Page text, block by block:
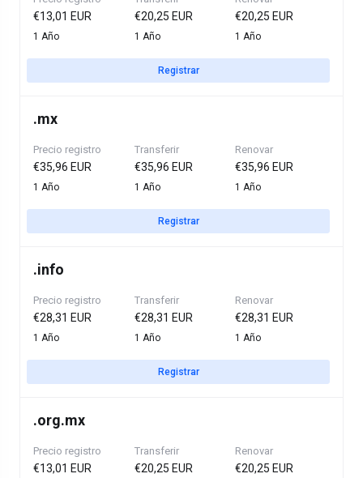
€13,01 EUR
1 Año
€20,25 EUR
1 Año
€20,25 EUR
1 Año
Registrar
.mx
Precio registro
€35,96 EUR
1 Año
Transferir
€35,96 EUR
1 Año
Renovar
€35,96 EUR
1 Año
Registrar
.info
Precio registro
€28,31 EUR
1 Año
Transferir
€28,31 EUR
1 Año
Renovar
€28,31 EUR
1 Año
Registrar
.org.mx
Precio registro
€13,01 EUR
Transferir
€20,25 EUR
Renovar
€20,25 EUR